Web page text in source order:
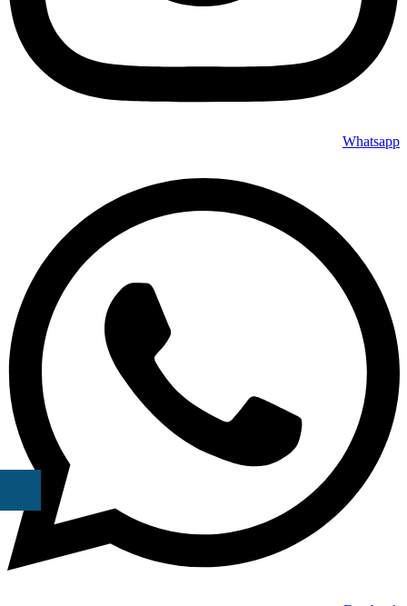
Whatsapp